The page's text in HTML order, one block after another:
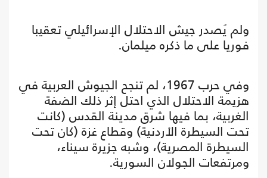
ولم يُصدر جيش الاحتلال الإسرائيلي تعقيبا
فوريا على ما ذكره ميلمان.
وفي حرب 1967، لم تنجح الجيوش العربية في
هزيمة الاحتلال الذي احتل إثر ذلك الضفة
الغربية، بما فيها شرق مدينة القدس (كانت
تحت السيطرة الأردنية) وقطاع غزة (كان تحت
السيطرة المصرية)، وشبه جزيرة سيناء،
ومرتفعات الجولان السورية.